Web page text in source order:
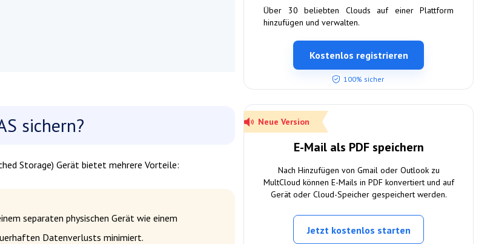
sichern?
Storage) Gerät bietet mehrere Vorteile:
separaten physischen Gerät wie einem
Datenverlusts minimiert.
Über 30 beliebten Clouds auf einer Plattform
hinzufügen und verwalten.
Kostenlos registrieren
100% sicher
Neue Version
E-Mail als PDF speichern
Nach Hinzufügen von Gmail oder Outlook zu
MultCloud können E-Mails in PDF konvertiert und auf
Gerät oder Cloud-Speicher gespeichert werden.
Jetzt kostenlos starten